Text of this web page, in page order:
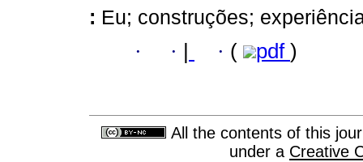
: Eu; construções;
· · · ( pdf )
All the contents of this
under a Creative